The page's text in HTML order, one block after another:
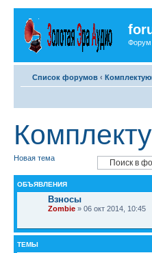
Форум
Список форумов ‹
Новая тема
ОБЪЯВЛЕНИЯ
Взносы
Zombie » 06 окт 2014, 10:45
ТЕМЫ